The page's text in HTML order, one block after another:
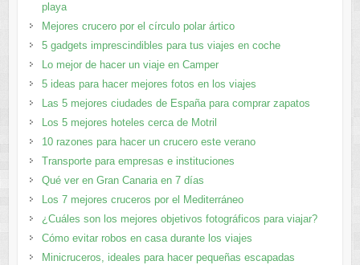
playa
Mejores crucero por el círculo polar ártico
5 gadgets imprescindibles para tus viajes en coche
Lo mejor de hacer un viaje en Camper
5 ideas para hacer mejores fotos en los viajes
Las 5 mejores ciudades de España para comprar zapatos
Los 5 mejores hoteles cerca de Motril
10 razones para hacer un crucero este verano
Transporte para empresas e instituciones
Qué ver en Gran Canaria en 7 días
Los 7 mejores cruceros por el Mediterráneo
¿Cuáles son los mejores objetivos fotográficos para viajar?
Cómo evitar robos en casa durante los viajes
Minicruceros, ideales para hacer pequeñas escapadas